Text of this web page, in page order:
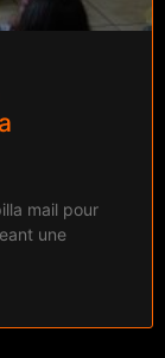
mail pour
une